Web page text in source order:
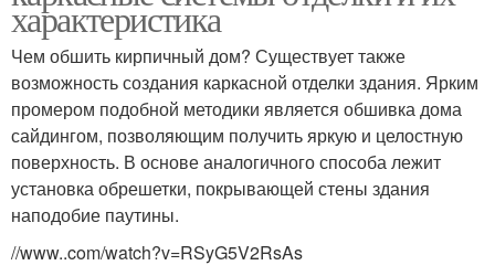
характеристика
Чем обшить кирпичный дом? Существует также
возможность создания каркасной отделки здания. Ярким
промером подобной методики является обшивка дома
сайдингом, позволяющим получить яркую и целостную
поверхность. В основе аналогичного способа лежит
установка обрешетки, покрывающей стены здания
наподобие паутины.
//www..com/watch?v=RSyG5V2RsAs